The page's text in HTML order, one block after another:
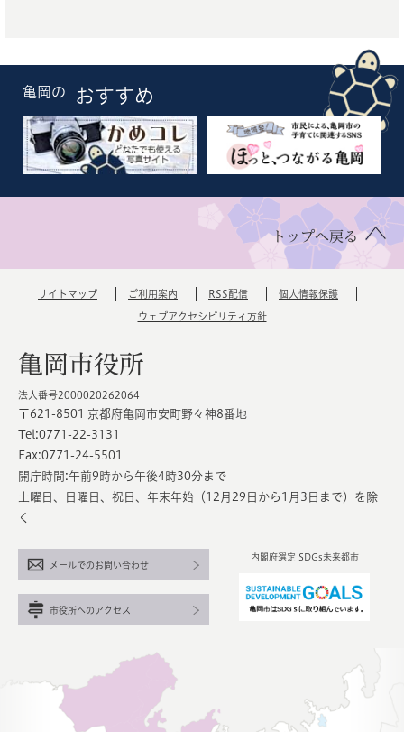
亀岡の おすすめ
トップへ戻る
サイトマップ ご利用案内 RSS配信 個人情報保護
ウェブアクセシビリティ方針
亀岡市役所
法人番号2000020262064
〒621-8501 京都府亀岡市安町野々神8番地
Tel:0771-22-3131
Fax:0771-24-5501
開庁時間:午前9時から午後4時30分まで
土曜日、日曜日、祝日、年末年始（12月29日から1月3日まで）を除
く
内閣府選定 SDGs未来都市
メールでのお問い合わせ
市役所へのアクセス